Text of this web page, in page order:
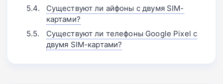
Существуют ли айфоны с двумя SIM-
картами?
Существуют ли телефоны Google Pixel с
двумя SIM-картами?